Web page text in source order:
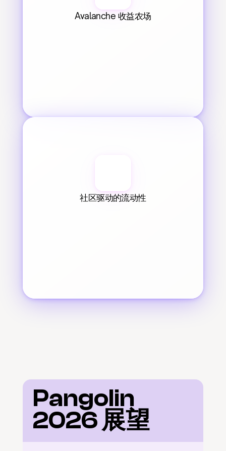
Avalanche 收益农场
社区驱动的流动性
Pangolin
2026 展望